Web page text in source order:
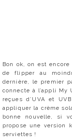
Bon ok, on est
de flipper au
dernière, le premier
connecte à l’appli My
reçues d’UVA et
appliquer la crème
bonne nouvelle, si
propose une version
serviettes !